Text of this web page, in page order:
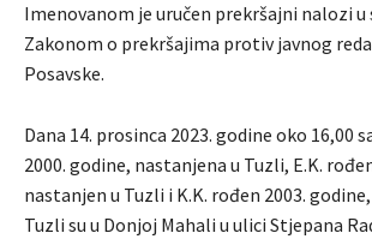
Imenovanom je uručen prekršajni nalozi u
Zakonom o prekršajima protiv javnog
Posavske.
Dana 14. prosinca 2023. godine oko 16,00
2000. godine, nastanjena u Tuzli, E.K.
nastanjen u Tuzli i K.K. rođen 2003.
Tuzli su u Donjoj Mahali u ulici Stjepana